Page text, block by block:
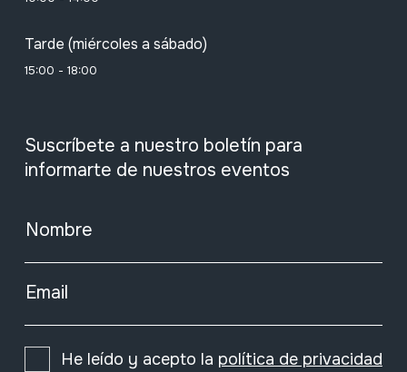
Tarde (miércoles a sábado)
15:00 - 18:00
Suscríbete a nuestro boletín para
informarte de nuestros eventos
Nombre
Email
He leído y acepto la política de privacidad